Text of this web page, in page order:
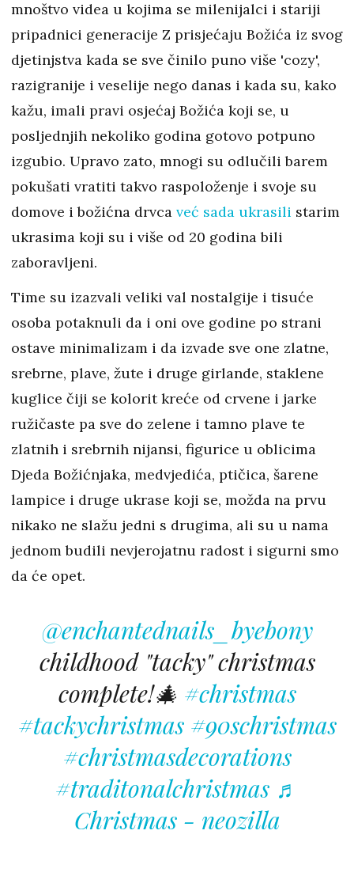
mnoštvo videa u kojima se milenijalci i stariji
pripadnici generacije Z prisjećaju Božića iz svog
djetinjstva kada se sve činilo puno više 'cozy',
razigranije i veselije nego danas i kada su, kako
kažu, imali pravi osjećaj Božića koji se, u
posljednjih nekoliko godina gotovo potpuno
izgubio. Upravo zato, mnogi su odlučili barem
pokušati vratiti takvo raspoloženje i svoje su
domove i božićna drvca već sada ukrasili starim
ukrasima koji su i više od 20 godina bili
zaboravljeni.
Time su izazvali veliki val nostalgije i tisuće
osoba potaknuli da i oni ove godine po strani
ostave minimalizam i da izvade sve one zlatne,
srebrne, plave, žute i druge girlande, staklene
kuglice čiji se kolorit kreće od crvene i jarke
ružičaste pa sve do zelene i tamno plave te
zlatnih i srebrnih nijansi, figurice u oblicima
Djeda Božićnjaka, medvjedića, ptičica, šarene
lampice i druge ukrase koji se, možda na prvu
nikako ne slažu jedni s drugima, ali su u nama
jednom budili nevjerojatnu radost i sigurni smo
da će opet.
@enchantednails_byebony
childhood "tacky" christmas
complete!🎄 #christmas
#tackychristmas #90schristmas
#christmasdecorations
#traditonalchristmas ♬
Christmas - neozilla